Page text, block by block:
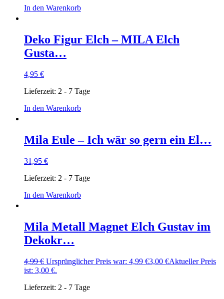
In den Warenkorb
Deko Figur Elch – MILA Elch
Gusta…
4,95 €
Lieferzeit: 2 - 7 Tage
In den Warenkorb
Mila Eule – Ich wär so gern ein El…
31,95 €
Lieferzeit: 2 - 7 Tage
In den Warenkorb
Mila Metall Magnet Elch Gustav im
Dekokr…
4,99€ Ursprünglicher Preis war: 4,99 €3,00 €Aktueller Preis
ist: 3,00 €.
Lieferzeit: 2 - 7 Tage